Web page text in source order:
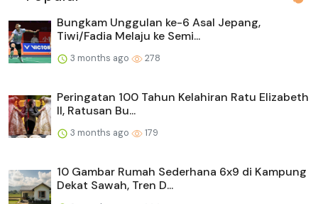
Bungkam Unggulan ke-6 Asal Jepang,
Tiwi/Fadia Melaju ke Semi...
3 months ago 278
Peringatan 100 Tahun Kelahiran Ratu Elizabeth
II, Ratusan Bu...
3 months ago 179
10 Gambar Rumah Sederhana 6x9 di Kampung
Dekat Sawah, Tren D...